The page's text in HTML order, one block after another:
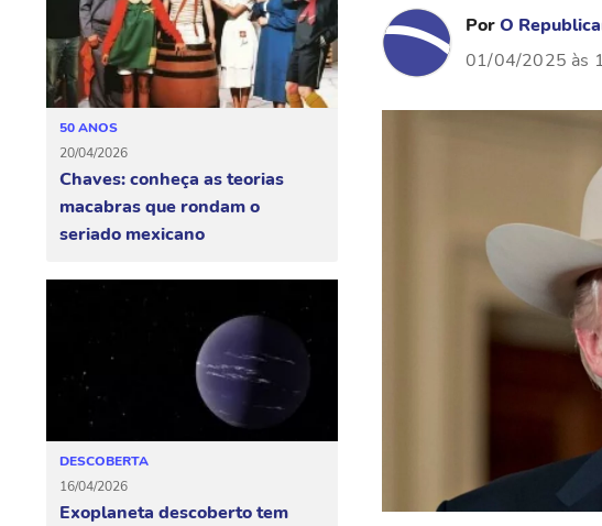
50 ANOS
20/04/2026
Chaves: conheça as teorias
macabras que rondam o
seriado mexicano
DESCOBERTA
16/04/2026
Exoplaneta descoberto tem
PorO
01/04/2025 às